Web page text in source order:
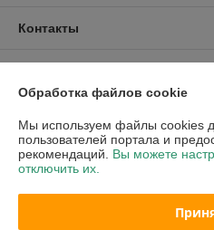
Контакты
Полная версия сайта
Политика обработки cookies
Обработка файлов cookie
Мы используем файлы cookies
пользователей портала и
рекомендаций. Вы можете
отключить их.